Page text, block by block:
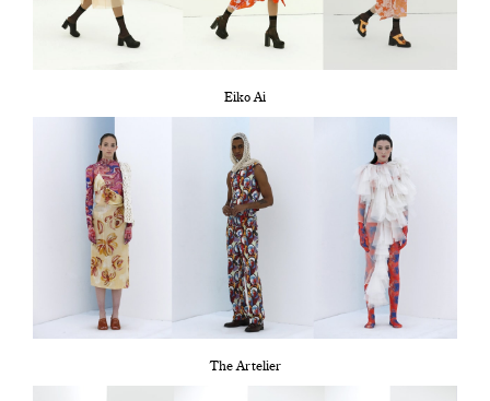
Eiko Ai
The Artelier